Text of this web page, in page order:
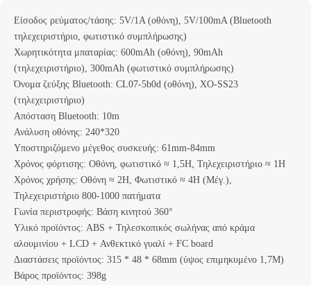
Είσοδος ρεύματος/τάσης: 5V/1A (οθόνη), 5V/100mA (Bluetooth
τηλεχειριστήριο, φωτιστικό συμπλήρωσης)
Χωρητικότητα μπαταρίας: 600mAh (οθόνη), 90mAh
(τηλεχειριστήριο), 300mAh (φωτιστικό συμπλήρωσης)
Όνομα ζεύξης Bluetooth: CL07-5b0d (οθόνη), XO-SS23
(τηλεχειριστήριο)
Απόσταση Bluetooth: 10m
Ανάλυση οθόνης: 240*320
Υποστηριζόμενο μέγεθος συσκευής: 61mm-84mm
Χρόνος φόρτισης: Οθόνη, φωτιστικό ≈ 1,5H, Τηλεχειριστήριο ≈ 1H
Χρόνος χρήσης: Οθόνη ≈ 2H, Φωτιστικό ≈ 4H (Μέγ.),
Τηλεχειριστήριο 800-1000 πατήματα
Γωνία περιστροφής: Βάση κινητού 360°
Υλικό προϊόντος: ABS + Τηλεσκοπικός σωλήνας από κράμα
αλουμινίου + LCD + Ανθεκτικό γυαλί + FC board
Διαστάσεις προϊόντος: 315 * 48 * 68mm (ύψος επιμηκυμένο 1,7M)
Βάρος προϊόντος: 398g